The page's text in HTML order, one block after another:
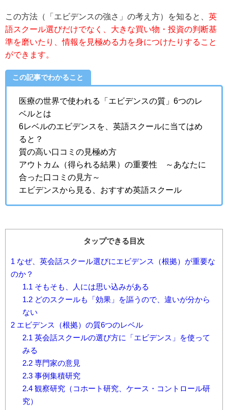
この方法（「エビデンスの強さ」の考え方）を知ると、 英
語スクール選びだけでなく、大きな買い物・投資の判断基
準を磨いたり、情報を見極める力を身につけたりすること
ができます。
この記事でわかること
医療の世界で使われる「エビデンスの質」6つのレ
ベルとは
6レベルのエビデンスを、英語スクールに当てはめ
ると？
質の高い口コミの見極め方
アウトカム（得られる結果）の重要性 ～あなたに
合った口コミの見方～
エビデンスから見る、おすすめ英語スクール
タップできる目次
1 なぜ、英会話スクール選びにエビデンス（根拠）が重要な
のか？
1.1 そもそも、人には思い込みがある
1.2どのスクールも「効果」を謳うので、違いが分から
ない
2 エビデンス（根拠）の質6つのレベル
2.1 英会話スクールの選び方に「エビデンス」を使って
みる
2.2専門家の意見
2.3事例集積研究
2.4観察研究（コホート研究、ケース・コントロール研
究）